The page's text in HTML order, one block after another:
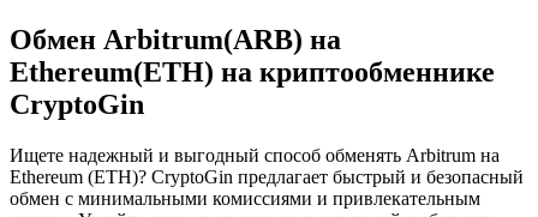
Обмен Arbitrum(ARB) на
Ethereum(ETH) на криптообменнике
CryptoGin
Ищете надежный и выгодный способ обменять Arbitrum на
Ethereum (ETH)? CryptoGin предлагает быстрый и безопасный
обмен с минимальными комиссиями и привлекательным